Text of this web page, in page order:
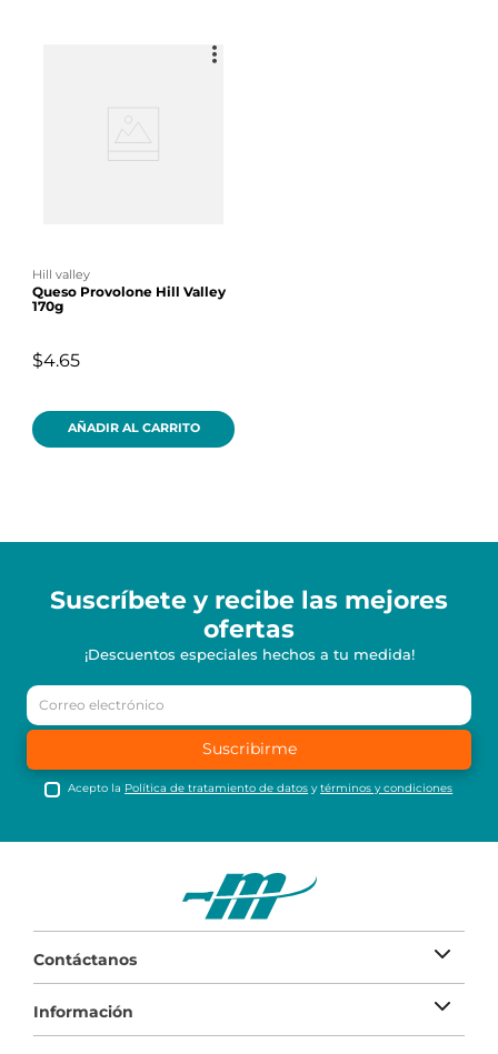
hill valley
Queso Provolone Hill Valley
170g
$4.65
AÑADIR AL CARRITO
Suscríbete y recibe las mejores
ofertas
¡Descuentos especiales hechos a tu medida!
Suscribirme
Acepto la Política de tratamiento de datos ytérminos y condiciones
Contáctanos
Información